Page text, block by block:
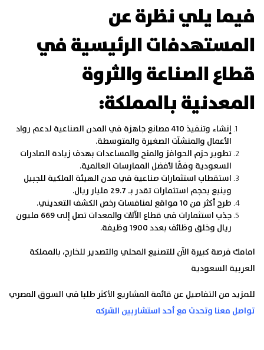
فيما يلي نظرة عن
المستهدفات الرئيسية في
قطاع الصناعة والثروة
المعدنية بالمملكة:
إنشاء وتنفيذ 410 مصانع جاهزة في المدن الصناعية لدعم رواد
الأعمال والمنشآت الصغيرة والمتوسطة.
تطوير حزم الحوافز والمنح والمساعدات بهدف زيادة الصادرات
السعودية وفقًا لأفضل الممارسات العالمية.
استقطاب استثمارات صناعية في مدن الهيئة الملكية للجبيل
وينبع بحجم استثمارات تقدر بـ 29.7 مليار ريال.
طرح أكثر من 10 مواقع لمنافسات رخص الكشف التعديني.
جذب استثمارات في قطاع الآلات والمعدات تصل إلى 669 مليون
ريال وخلق وظائف بعدد 1900 وظيفة.
امامك فرصة كبيرة الآن للتصنيع المحلي والتصدير للخارج، بالمملكة
العربية السعودية
للمزيد من التفاصيل عن قائمة المشاريع الأكثر طلبا في السوق المصري
تواصل معنا وتحدث مع أحد استشاريين الشركه